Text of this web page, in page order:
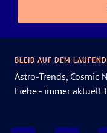
BLEIB AUF DEM
Astro-Trends, Cosmic
Liebe - immer aktuell